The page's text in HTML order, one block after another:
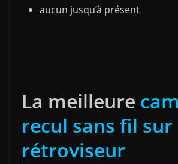
aucun jusqu’à présent
La meilleure
recul sans fil sur
rétroviseur